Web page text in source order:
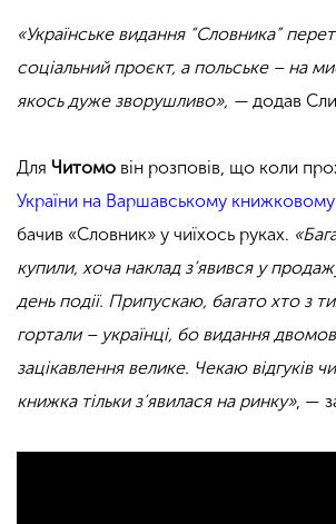
«Українське видання “Словника”
соціальний проєкт, а польське – на
якось дуже зворушливо», — додав
Для Читомо він розповів, що коли
України на Варшавському
бачив «Словник» у чиїхось руках.
купили, хоча наклад з’явився у
день події. Припускаю, багато хто з
гортали – українці, бо видання
зацікавлення велике. Чекаю відгуків
книжка тільки з’явилася на ринку», —